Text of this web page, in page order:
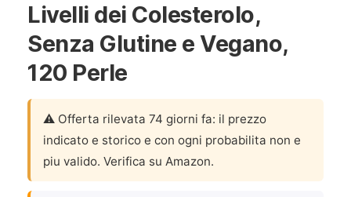
Livelli dei Colesterolo,
Senza Glutine e Vegano,
120 Perle
⚠️ Offerta rilevata 74 giorni fa: il prezzo
indicato e storico e con ogni probabilita non e
piu valido. Verifica su Amazon.